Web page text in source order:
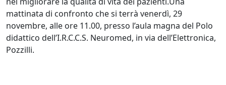
mattinata di confronto che si terrà venerdì, 29
novembre, alle ore 11.00, presso l’aula magna del Polo
didattico dell’I.R.C.C.S. Neuromed, in via dell’Elettronica,
Pozzilli.